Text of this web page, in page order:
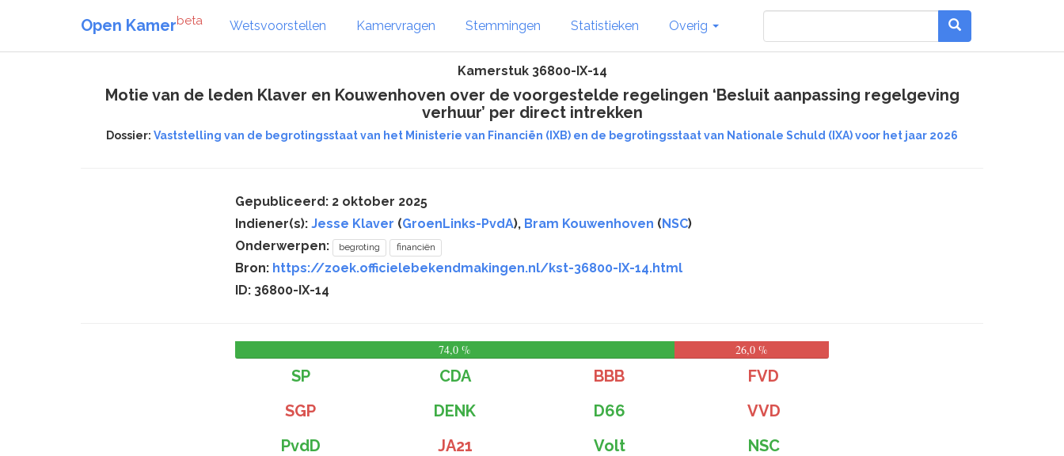
Open Kamerbeta Wetsvoorstellen Kamervragen Stemmingen Statistieken Overig
Kamerstuk 36800-IX-14
Motie van de leden Klaver en Kouwenhoven over de voorgestelde regelingen ‘Besluit aanpassing regelgeving
verhuur’ per direct intrekken
Dossier: Vaststelling van de begrotingsstaat van het Ministerie van Financiën (IXB) en de begrotingsstaat van Nationale Schuld (IXA) voor het jaar 2026
Gepubliceerd: 2 oktober 2025
Indiener(s): Jesse Klaver (GroenLinks-PvdA), Bram Kouwenhoven (NSC)
Onderwerpen:
begroting financiën
Bron: https://zoek.officielebekendmakingen.nl/kst-36800-IX-14.html
ID: 36800-IX-14
74,0 % 26,0 %
SP CDA BBB
FVD
SGP
DENK D66
VVD
PvdD
JA21 Volt
NSC